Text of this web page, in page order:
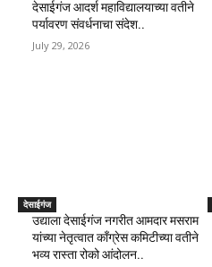
देसाईगंज आदर्श महाविद्यालयाच्या वतीने
पर्यावरण संवर्धनाचा संदेश..
July 29, 2026
देसाईगंज
उद्याला देसाईगंज नगरीत आमदार मसराम
यांच्या नेतृत्वात काँग्रेस कमिटीच्या वतीने
भव्य रास्ता रोको आंदोलन..